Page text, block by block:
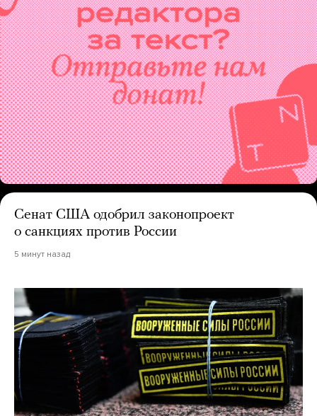
Сенат США одобрил законопроект
о санкциях против России
5 минут назад